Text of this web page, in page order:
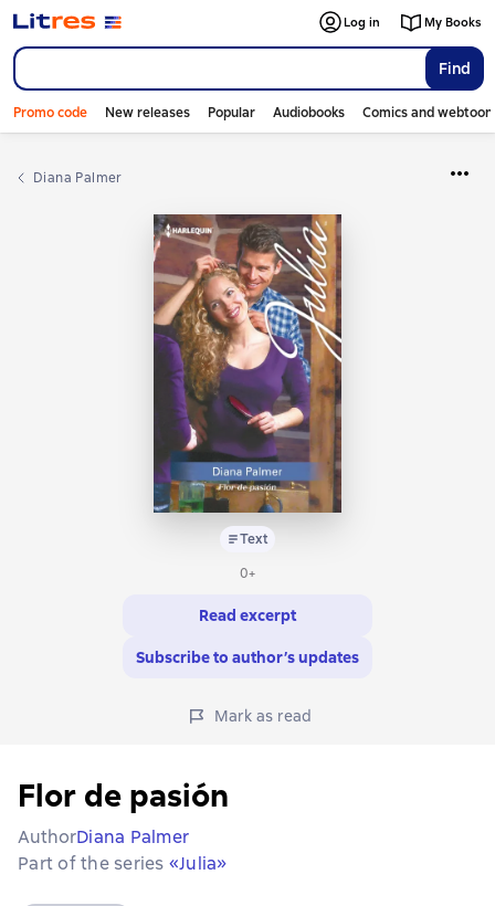
Find
Log in My Books
Promo code New releases Popular Audiobooks Comics and
Diana Palmer
Text
0+
Read excerpt
Subscribe to author’s updates
Mark as read
Flor de pasión
AuthorDiana Palmer
Part of the series «Julia»